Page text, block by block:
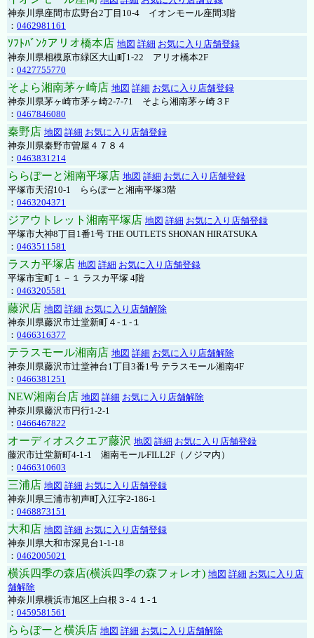
神奈川県座間市広野台2丁目10-4 イオンモール座間3階
： 0462981161
ｿﾌﾄﾊﾞﾝｸアリオ橋本店 地図 詳細 お気に入り店舗登録
神奈川県相模原市緑区大山町1-22 アリオ橋本2F
： 0427755770
そよら湘南茅ヶ崎店 地図 詳細 お気に入り店舗登録
神奈川県茅ヶ崎市茅ヶ崎2‐7‐71 そよら湘南茅ヶ崎３F
： 0467846080
秦野店 地図 詳細 お気に入り店舗登録
神奈川県秦野市曽屋４７８４
： 0463831214
ららぽーと湘南平塚店 地図 詳細 お気に入り店舗登録
平塚市天沼10-1 ららぽーと湘南平塚3階
： 0463204371
ジアウトレット湘南平塚店 地図 詳細 お気に入り店舗登録
平塚市大神8丁目1番1号 THE OUTLETS SHONAN HIRATSUKA
： 0463511581
ラスカ平塚店 地図 詳細 お気に入り店舗登録
平塚市宝町１－１ ラスカ平塚 4階
： 0463205581
藤沢店 地図 詳細 お気に入り店舗解除
神奈川県藤沢市辻堂新町４-１-１
： 0466316377
テラスモール湘南店 地図 詳細 お気に入り店舗解除
神奈川県藤沢市辻堂神台1丁目3番1号 テラスモール湘南4F
： 0466381251
NEW湘南台店 地図 詳細 お気に入り店舗解除
神奈川県藤沢市円行1-2-1
： 0466467822
オーディオスクエア藤沢 地図 詳細 お気に入り店舗登録
藤沢市辻堂新町4-1-1 湘南モールFILL2F（ノジマ内）
： 0466310603
三浦店 地図 詳細 お気に入り店舗登録
神奈川県三浦市初声町入江字2-186-1
： 0468873151
大和店 地図 詳細 お気に入り店舗登録
神奈川県大和市深見台1-1-18
： 0462005021
横浜四季の森店(横浜四季の森フォレオ) 地図 詳細 お気に入り店
舗解除
神奈川県横浜市旭区上白根３-４１-１
： 0459581561
ららぽーと横浜店 地図 詳細 お気に入り店舗解除